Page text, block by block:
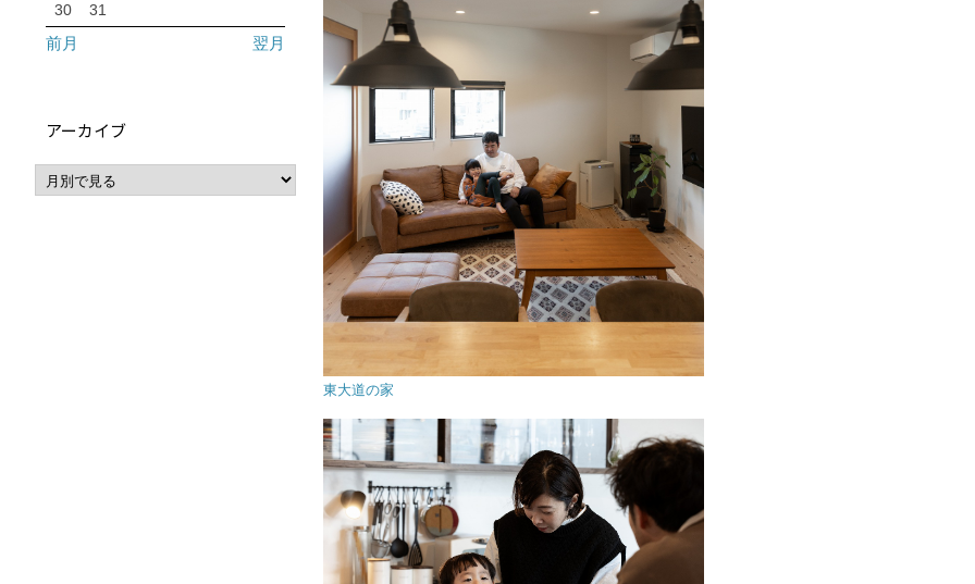
東大道の家
30
31
前月 翌月
アーカイブ